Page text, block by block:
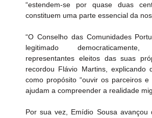
“estendem-se por quase duas
constituem uma parte essencial da
“O Conselho das Comunidades
legitimado
representantes eleitos das suas
recordou Flávio Martins, explicando
como propósito “ouvir os parceiros
ajudam a compreender a realidade
Por sua vez, Emídio Sousa avançou